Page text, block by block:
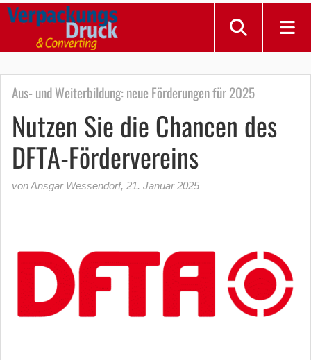
Aus- und Weiterbildung: neue Förderungen für 2025
Nutzen Sie die Chancen des
DFTA-Fördervereins
von Ansgar Wessendorf, 21. Januar 2025